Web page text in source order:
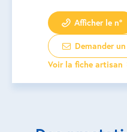
Afficher le n°
Demander
Voir la fiche artisan